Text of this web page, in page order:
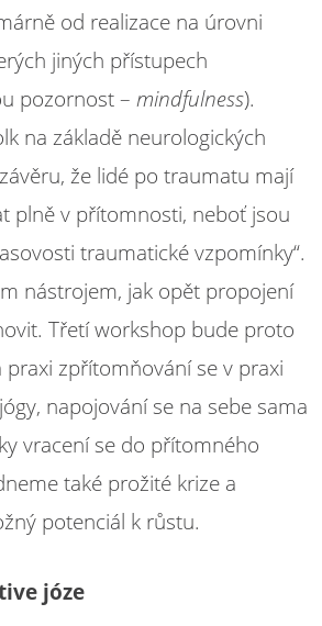
od realizace na úrovni
jiných přístupech
pozornost – mindfulness).
na základě neurologických
že lidé po traumatu mají
plně v přítomnosti, neboť jsou
traumatické vzpomínky“.
nástrojem, jak opět propojení
Třetí workshop bude proto
zpřítomňování se v praxi
napojování se na sebe sama
vracení se do přítomného
také prožité krize a
potenciál k růstu.
józe